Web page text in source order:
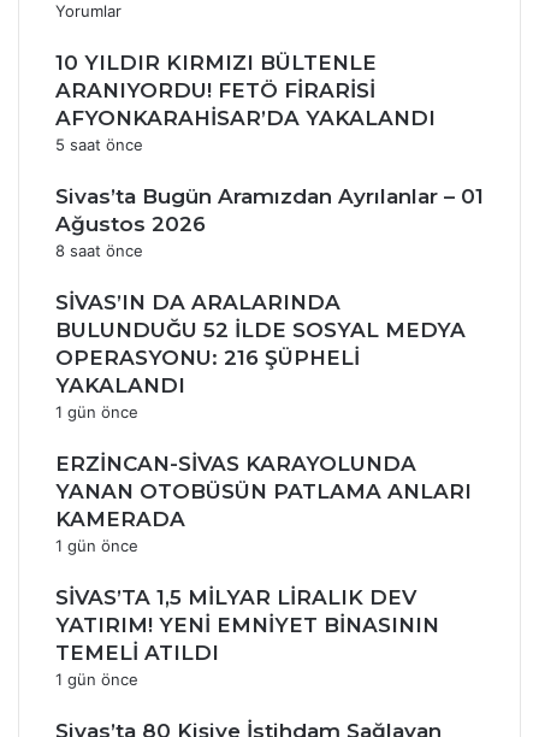
Yorumlar
10 YILDIR KIRMIZI BÜLTENLE
ARANIYORDU! FETÖ FİRARİSİ
AFYONKARAHİSAR’DA YAKALANDI
5 saat önce
Sivas’ta Bugün Aramızdan Ayrılanlar – 01
Ağustos 2026
8 saat önce
SİVAS’IN DA ARALARINDA
BULUNDUĞU 52 İLDE SOSYAL MEDYA
OPERASYONU: 216 ŞÜPHELİ
YAKALANDI
1 gün önce
ERZİNCAN-SİVAS KARAYOLUNDA
YANAN OTOBÜSÜN PATLAMA ANLARI
KAMERADA
1 gün önce
SİVAS’TA 1,5 MİLYAR LİRALIK DEV
YATIRIM! YENİ EMNİYET BİNASININ
TEMELİ ATILDI
1 gün önce
Sivas’ta 80 Kişiye İstihdam Sağlayan